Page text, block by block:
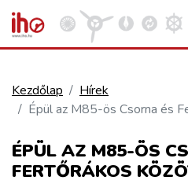
VASÚT
KÖZÚT
Kezdőlap
Hírek
Épül az M85-ös Csorna és
ÉPÜL AZ M85-ÖS
FERTŐRÁKOS